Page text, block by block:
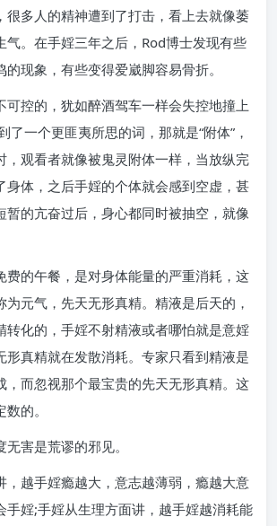
很多人的精神遭到了打击，看上去就像萎
气。在手婬三年之后，Rod博士发现有些
的现象，有些变得爱崴脚容易骨折。
可控的，犹如醉酒驾车一样会失控地撞上
了一个更匪夷所思的词，那就是“附体”，
，观看者就像被鬼灵附体一样，当放纵完
身体，之后手婬的个体就会感到空虚，甚
暂的亢奋过后，身心都同时被抽空，就像
费的午餐，是对身体能量的严重消耗，这
为元气，先天无形真精。精液是后天的，
转化的，手婬不射精液或者哪怕就是意婬
形真精就在发散消耗。专家只看到精液是
，而忽视那个最宝贵的先天无形真精。这
的。
害是荒谬的邪见。
，越手婬瘾越大，意志越薄弱，瘾越大意
手婬;手婬从生理方面讲，越手婬越消耗能